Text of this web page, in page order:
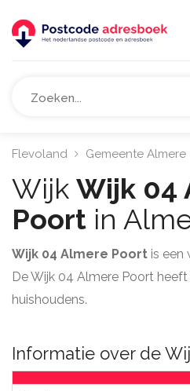
Flevoland Gemeente Almere
Wijk Wijk 04
Poort in
Wijk 04 Almere Poort is een
De Wijk 04 Almere Poort
huishoudens.
Informatie over de